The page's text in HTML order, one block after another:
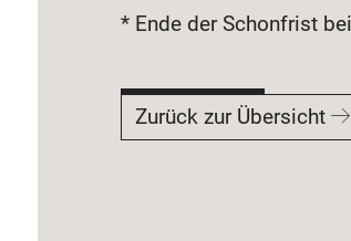
* Ende der Schonfrist
Zurück zur Übersicht